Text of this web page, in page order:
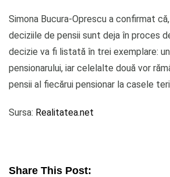
Simona Bucura-Oprescu a confirmat
deciziile de pensii sunt deja în proces
decizie va fi listată în trei exemplare:
pensionarului, iar celelalte două vor
pensii al fiecărui pensionar la casele
Sursa: Realitatea.net
Share This Post: